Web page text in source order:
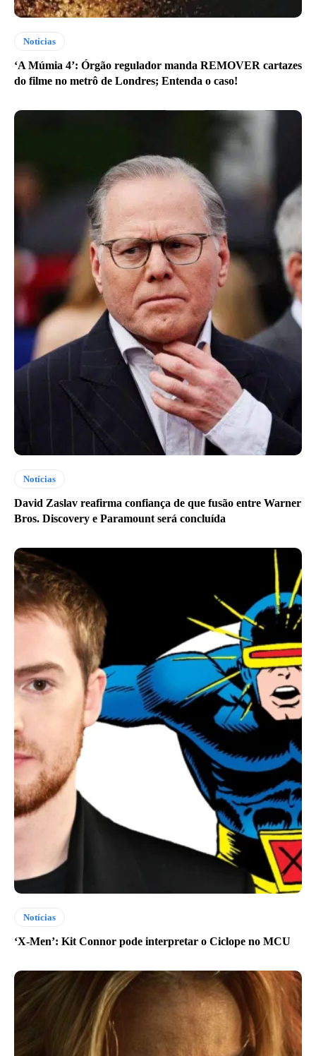
Notícias
‘A Múmia 4’: Órgão regulador manda REMOVER cartazes
do filme no metrô de Londres; Entenda o caso!
Notícias
David Zaslav reafirma confiança de que fusão entre Warner
Bros. Discovery e Paramount será concluída
Notícias
‘X-Men’: Kit Connor pode interpretar o Ciclope no MCU